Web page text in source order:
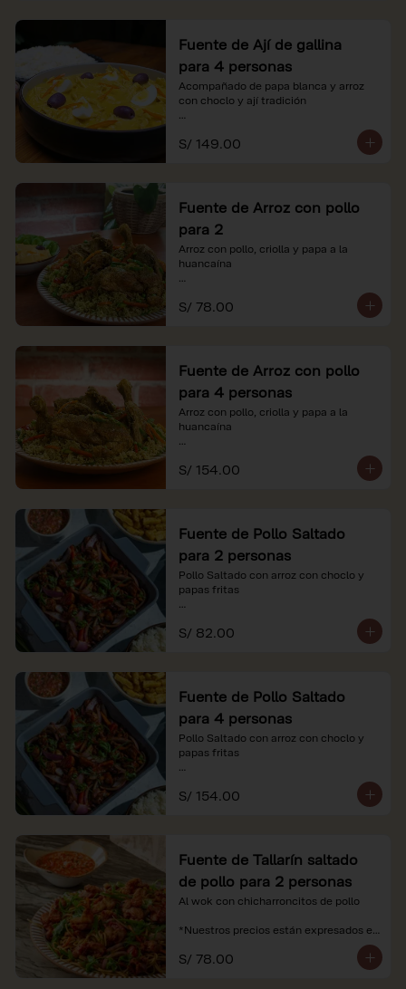
Fuente de Ají de gallina
para 4 personas
Acompañado de papa blanca y arroz
con choclo y ají tradición
*Nuestros precios están expresados en
soles e incluyen impuestos de ley y
S/ 149.00
Fuente de Arroz con pollo
para 2
Arroz con pollo, criolla y papa a la
huancaína
*Nuestros precios están expresados en
soles e incluyen impuestos de ley y
S/ 78.00
Fuente de Arroz con pollo
para 4 personas
Arroz con pollo, criolla y papa a la
huancaína
*Nuestros precios están expresados en
soles e incluyen impuestos de ley y
S/ 154.00
Fuente de Pollo Saltado
para 2 personas
Pollo Saltado con arroz con choclo y
papas fritas
*Nuestros precios están expresados en
soles e incluyen impuestos de ley y
S/ 82.00
Fuente de Pollo Saltado
para 4 personas
Pollo Saltado con arroz con choclo y
papas fritas
*Nuestros precios están expresados en
soles e incluyen impuestos de ley y
S/ 154.00
Fuente de Tallarín saltado
de pollo para 2 personas
Al wok con chicharroncitos de pollo
*Nuestros precios están expresados en
recargo al consumo.
S/ 78.00